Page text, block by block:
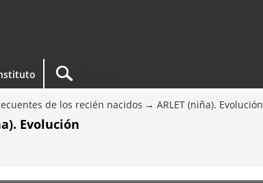
de los recién nacidos ARLET (niña). Evolución
Evolución